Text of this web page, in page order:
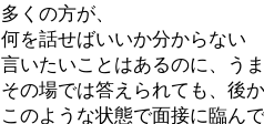
多くの方が、
何を話せばいいか分からない
言いたいことはあるのに、う
その場では答えられても、後
このような状態で面接に臨ん